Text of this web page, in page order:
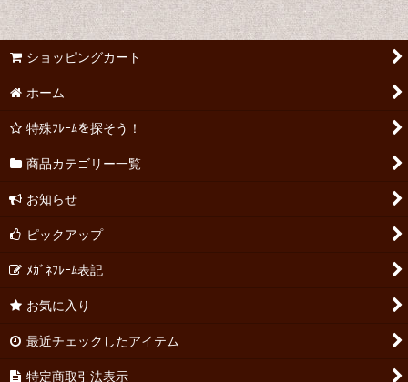
ショッピングカート
ホーム
特殊ﾌﾚｰﾑを探そう！
商品カテゴリー一覧
お知らせ
ピックアップ
ﾒｶﾞﾈﾌﾚｰﾑ表記
お気に入り
最近チェックしたアイテム
特定商取引法表示